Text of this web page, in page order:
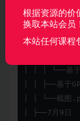
| ├──7月7日
| | ├──01-
| | |
| | | └──基于
| | ├──基于
| | └──截图
| ├──7月9日
根据资源的价
换取本站会员
本站任何课程